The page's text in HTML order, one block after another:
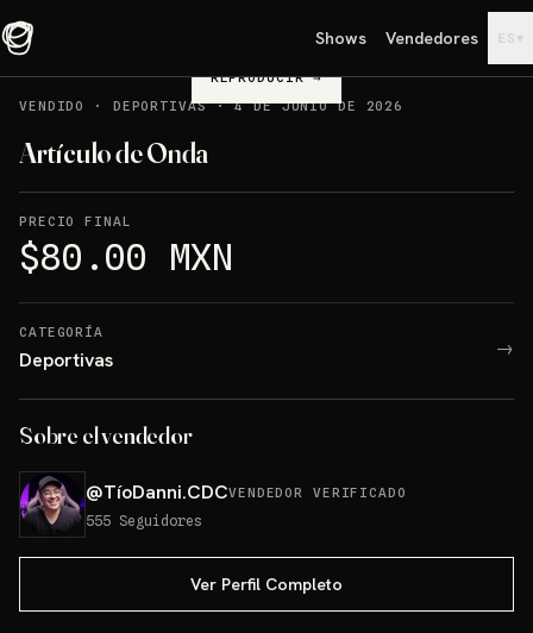
Shows Vendedores ES ▾
REPRODUCIR→
VENDIDO
· DEPORTIVAS·4 DE JUNIO DE 2026
Artículo de Onda
PRECIO FINAL
$80.00 MXN
CATEGORÍA
Deportivas →
Sobre el vendedor
@TíoDanni.CDCVENDEDOR VERIFICADO
555 Seguidores
Ver Perfil Completo